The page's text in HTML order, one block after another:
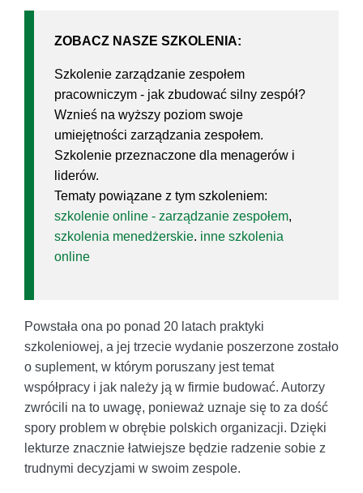
ZOBACZ NASZE SZKOLENIA:
Szkolenie zarządzanie zespołem
pracowniczym - jak zbudować silny zespół?
Wznieś na wyższy poziom swoje
umiejętności zarządzania zespołem.
Szkolenie przeznaczone dla menagerów i
liderów.
Tematy powiązane z tym szkoleniem:
szkolenie online - zarządzanie zespołem,
szkolenia menedżerskie. inne szkolenia
online
Powstała ona po ponad 20 latach praktyki
szkoleniowej, a jej trzecie wydanie poszerzone zostało
o suplement, w którym poruszany jest temat
współpracy i jak należy ją w firmie budować. Autorzy
zwrócili na to uwagę, ponieważ uznaje się to za dość
spory problem w obrębie polskich organizacji. Dzięki
lekturze znacznie łatwiejsze będzie radzenie sobie z
trudnymi decyzjami w swoim zespole.